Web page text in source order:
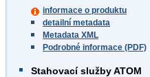
informace o produktu
detailní metadata
Metadata XML
Podrobné informace (PDF)
Stahovací služby ATOM